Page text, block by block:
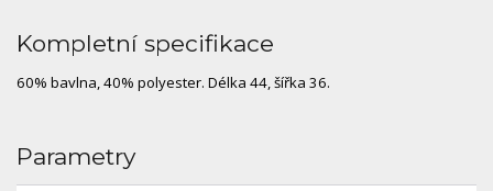
Kompletní specifikace
60% bavlna, 40% polyester. Délka 44, šířka 36.
Parametry